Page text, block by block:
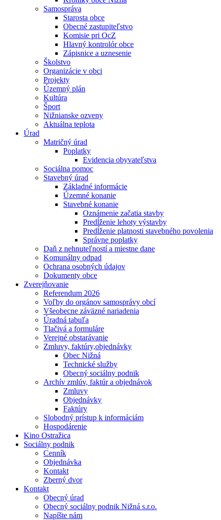
Samospráva
Starosta obce
Obecné zastupiteľstvo
Komisie pri OcZ
Hlavný kontrolór obce
Zápisnice a uznesenie
Školstvo
Organizácie v obci
Projekty
Územný plán
Kultúra
Šport
Nižnianske ozveny
Aktuálna teplota
Úrad
Matričný úrad
Poplatky
Evidencia obyvateľstva
Sociálna pomoc
Stavebný úrad
Základné informácie
Územné konanie
Stavebné konanie
Oznámenie začatia stavby
Predĺženie lehoty výstavby
Predĺženie platnosti stavebného povolenia
Správne poplatky
Daň z nehnuteľností a miestne dane
Komunálny odpad
Ochrana osobných údajov
Dokumenty obce
Zverejňovanie
Referendum 2026
Voľby do orgánov samosprávy obcí
Všeobecne záväzné nariadenia
Úradná tabuľa
Tlačivá a formuláre
Verejné obstarávanie
Zmluvy, faktúry,objednávky
Obec Nižná
Technické služby
Obecný sociálny podnik
Archív zmlúv, faktúr a objednávok
Zmluvy
Objednávky
Faktúry
Slobodný prístup k informáciám
Hospodárenie
Kino Ostražica
Sociálny podnik
Cenník
Objednávka
Kontakt
Zberný dvor
Kontakt
Obecný úrad
Obecný sociálny podnik Nižná s.r.o.
Napíšte nám